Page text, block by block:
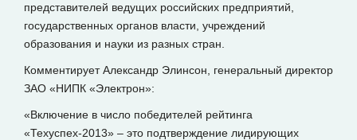
представителей ведущих российских предприятий,
государственных органов власти, учреждений
образования и науки из разных стран.
Комментирует Александр Элинсон, генеральный директор
ЗАО «НИПК «Электрон»:
«Включение в число победителей рейтинга
«Техуспех-2013» – это подтверждение лидирующих